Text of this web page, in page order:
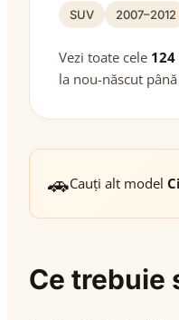
SUV 2007–2012
Vezi toate cele
la nou-născut
🚗Cauți alt model
Ce trebuie